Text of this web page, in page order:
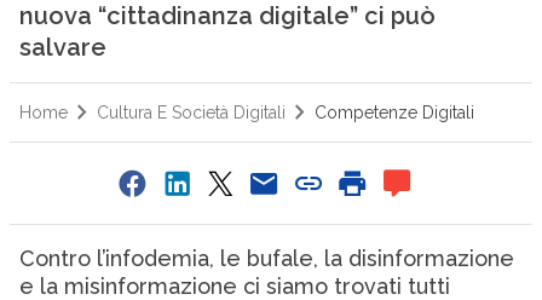
nuova “cittadinanza digitale” ci può
salvare
Home Cultura E Società Digitali Competenze Digitali
Contro l’infodemia, le bufale, la disinformazione
e la misinformazione ci siamo trovati tutti